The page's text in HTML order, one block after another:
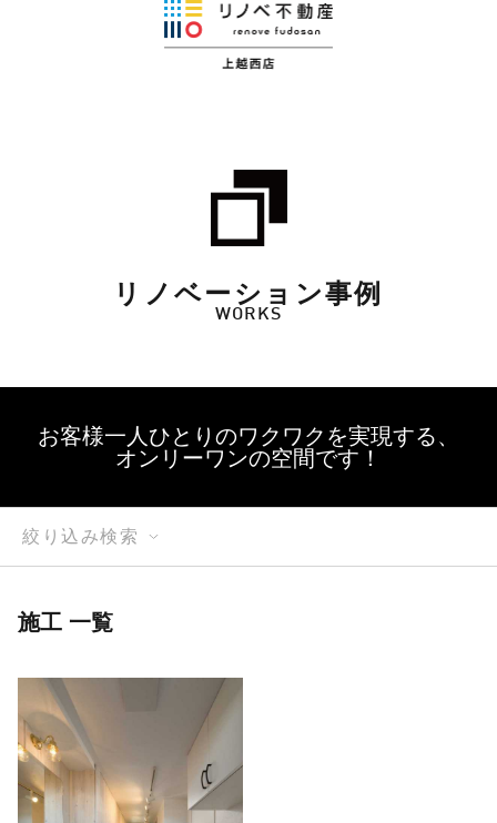
リノベーション事例
WORKS
お客様一人ひとりのワクワクを実現する、
オンリーワンの空間です！
絞り込み検索
施工 一覧